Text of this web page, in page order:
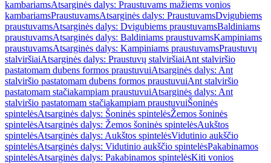
kambariamsAtsarginės dalys: Praustuvams mažiems vonios
kambariamsPraustuvamsAtsarginės dalys: PraustuvamsDvigubiems
praustuvamsAtsarginės dalys: Dvigubiems praustuvamsBaldiniams
praustuvamsAtsarginės dalys: Baldiniams praustuvamsKampiniams
praustuvamsAtsarginės dalys: Kampiniams praustuvamsPraustuvų
stalviršiaiAtsarginės dalys: Praustuvų stalviršiaiAnt stalviršio
pastatomam dubens formos praustuvuiAtsarginės dalys: Ant
stalviršio pastatomam dubens formos praustuvuiAnt stalviršio
pastatomam stačiakampiam praustuvuiAtsarginės dalys: Ant
stalviršio pastatomam stačiakampiam praustuvuiŠoninės
spintelėsAtsarginės dalys: Šoninės spintelėsŽemos šoninės
spintelėsAtsarginės dalys: Žemos šoninės spintelėsAukštos
spintelėsAtsarginės dalys: Aukštos spintelėsVidutinio aukščio
spintelėsAtsarginės dalys: Vidutinio aukščio spintelėsPakabinamos
spintelėsAtsarginės dalys: Pakabinamos spintelėsKiti vonios